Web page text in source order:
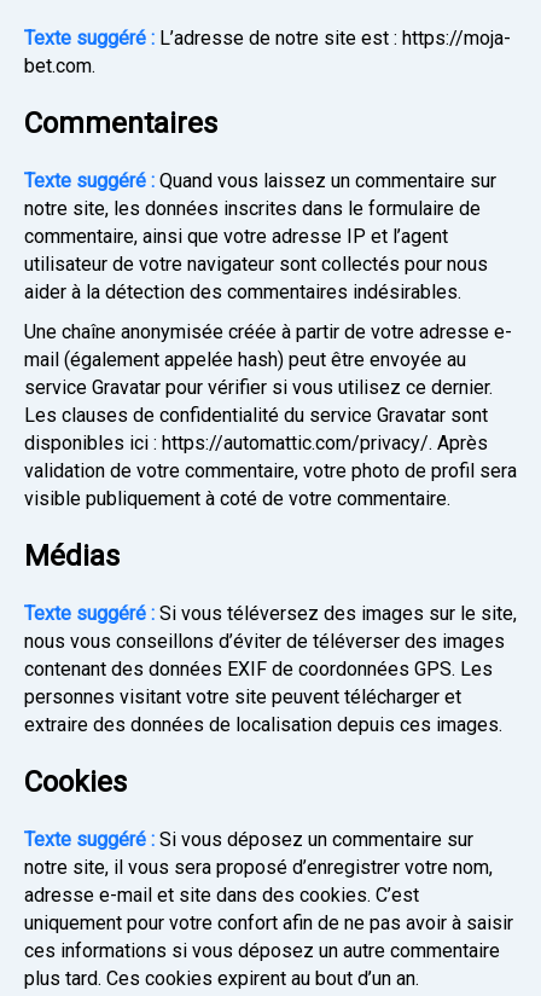
Texte suggéré : L’adresse de notre site est : https://moja-
bet.com.
Commentaires
Texte suggéré : Quand vous laissez un commentaire sur
notre site, les données inscrites dans le formulaire de
commentaire, ainsi que votre adresse IP et l’agent
utilisateur de votre navigateur sont collectés pour nous
aider à la détection des commentaires indésirables.
Une chaîne anonymisée créée à partir de votre adresse e-
mail (également appelée hash) peut être envoyée au
service Gravatar pour vérifier si vous utilisez ce dernier.
Les clauses de confidentialité du service Gravatar sont
disponibles ici : https://automattic.com/privacy/. Après
validation de votre commentaire, votre photo de profil sera
visible publiquement à coté de votre commentaire.
Médias
Texte suggéré : Si vous téléversez des images sur le site,
nous vous conseillons d’éviter de téléverser des images
contenant des données EXIF de coordonnées GPS. Les
personnes visitant votre site peuvent télécharger et
extraire des données de localisation depuis ces images.
Cookies
Texte suggéré : Si vous déposez un commentaire sur
notre site, il vous sera proposé d’enregistrer votre nom,
adresse e-mail et site dans des cookies. C’est
uniquement pour votre confort afin de ne pas avoir à saisir
ces informations si vous déposez un autre commentaire
plus tard. Ces cookies expirent au bout d’un an.